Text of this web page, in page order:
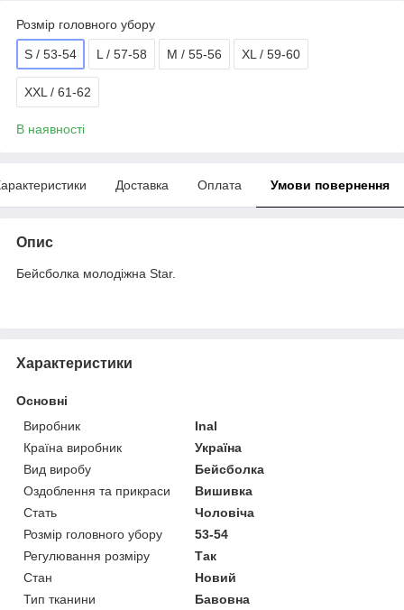
Розмір головного убору
S / 53-54 L / 57-58 M / 55-56 XL / 59-60
XXL / 61-62
В наявності
Доставка Оплата Умови повернення
Опис
Бейсболка молодіжна Star.
Характеристики
Основні
Виробник
Inal
Країна виробник
Україна
Вид виробу
Бейсболка
Оздоблення та прикраси
Вишивка
Стать
Чоловіча
Розмір головного убору
53-54
Регулювання розміру
Так
Стан
Новий
Тип тканини
Бавовна